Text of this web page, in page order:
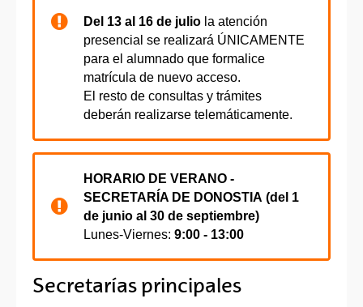
Del 13 al 16 de julio la atención
presencial se realizará ÚNICAMENTE
para el alumnado que formalice
matrícula de nuevo acceso.
El resto de consultas y trámites
deberán realizarse telemáticamente.
HORARIO DE VERANO -
SECRETARÍA DE DONOSTIA (del 1
de junio al 30 de septiembre)
Lunes-Viernes: 9:00 - 13:00
Secretarías principales